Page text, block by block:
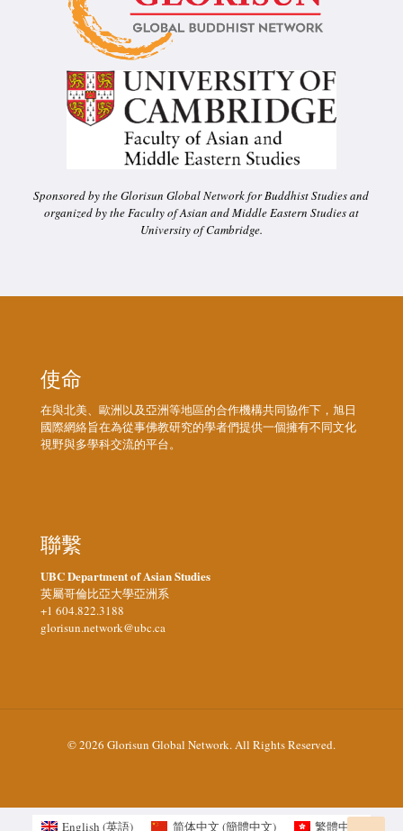
Sponsored by the Glorisun Global Network for Buddhist Studies and
organized by the Faculty of Asian and Middle Eastern Studies at
University of Cambridge.
使命
在與北美、歐洲以及亞洲等地區的合作機構共同協作下，旭日
國際網絡旨在為從事佛教研究的學者們提供一個擁有不同文化
視野與多學科交流的平台。
聯繫
UBC Department of Asian Studies
英屬哥倫比亞大學亞洲系
+1 604.822.3188
glorisun.network@ubc.ca
© 2026 Glorisun Global Network. All Rights Reserved.
English (英語) 简体中文 (簡體中文) 繁體中文